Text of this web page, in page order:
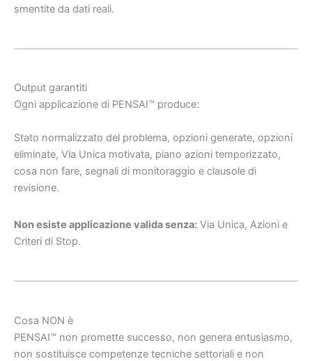
smentite da dati reali.
Output garantiti
Ogni applicazione di PENSAI™ produce:
Stato normalizzato del problema, opzioni generate, opzioni
eliminate, Via Unica motivata, piano azioni temporizzato,
cosa non fare, segnali di monitoraggio e clausole di
revisione.
Non esiste applicazione valida senza: Via Unica, Azioni e
Criteri di Stop.
Cosa NON è
PENSAI™ non promette successo, non genera entusiasmo,
non sostituisce competenze tecniche settoriali e non